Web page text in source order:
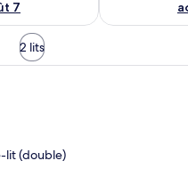
7
2 lits
VIP Room | Bureau, accès au
lit (double)